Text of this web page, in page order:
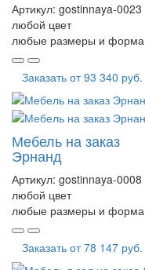
Артикул: gostinnaya-0023
любой цвет
любые размеры и форма
Заказать от93 340 руб.
Мебель на заказ
Эрнанд
Артикул: gostinnaya-0008
любой цвет
любые размеры и форма
Заказать от78 147 руб.